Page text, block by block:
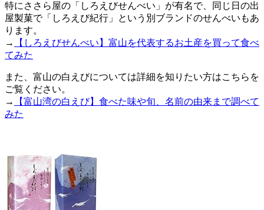
特にささら屋の「しろえびせんべい」が有名で、同じ日の出
屋製菓で「しろえび紀行」という別ブランドのせんべいもあ
ります。
→
【しろえびせんべい】富山を代表するお土産を買って食べ
てみた
また、富山の白えびについては詳細を知りたい方はこちらを
ご覧ください。
→
【富山湾の白えび】食べた味や旬、名前の由来まで調べて
みた